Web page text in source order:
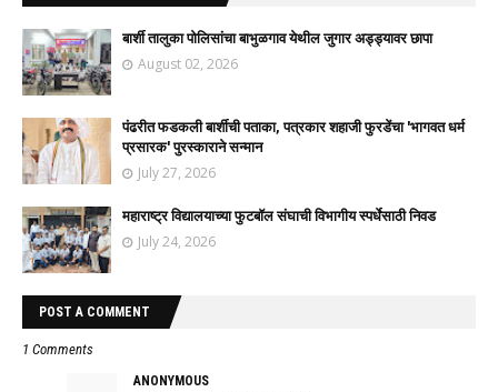
बार्शी तालुका पोलिसांचा बाभुळगाव येथील जुगार अड्ड्यावर छापा
August 02, 2026
पंढरीत फडकली बार्शीची पताका, पत्रकार शहाजी फुरडेंचा 'भागवत धर्म
प्रसारक' पुरस्काराने सन्मान
July 27, 2026
महाराष्ट्र विद्यालयाच्या फुटबॉल संघाची विभागीय स्पर्धेसाठी निवड
July 24, 2026
POST A COMMENT
1 Comments
ANONYMOUS